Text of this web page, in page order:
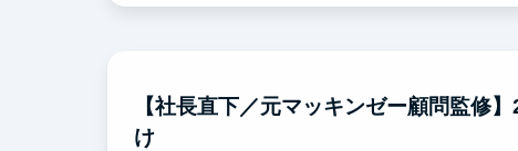
【社長直下／元マッキンゼー顧問監修
け